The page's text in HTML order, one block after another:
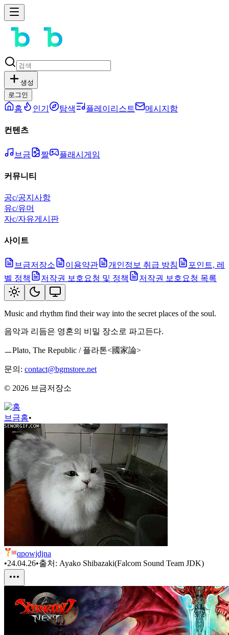
생성
로그인
홈 인기 탐색 플레이리스트 메시지함
컨텐츠
브금 짤 플래시게임
커뮤니티
공c/공지사항
유c/유머
자c/자유게시판
사이트
브금저장소 이용약관 개인정보 취급 방침
포인트, 레
벨 정책
저작권 보호요청 및 정책 저작권 보호요청 목록
Music and rhythm find their way into the secret places of the soul.
음악과 리듬은 영혼의 비밀 장소로 파고든다.
ㅡPlato, The Republic / 플라톤<國家論>
문의: contact@bgmstore.net
© 2026 브금저장소
브금홈•
qpowjdjna
•24.04.26•출처: Ayako Shibazaki(Falcom Sound Team JDK)